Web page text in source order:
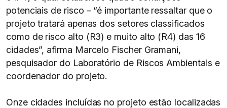
potenciais de risco – “é importante ressaltar que o
projeto tratará apenas dos setores classificados
como de risco alto (R3) e muito alto (R4) das 16
cidades”, afirma Marcelo Fischer Gramani,
pesquisador do Laboratório de Riscos Ambientais e
coordenador do projeto.
Onze cidades incluídas no projeto estão localizadas